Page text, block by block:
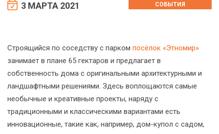
3 МАРТА 2021 СОБЫТИЯ
Строящийся по соседству с парком посёлок «Этномир»
занимает в плане 65 гектаров и предлагает в
собственность дома с оригинальными архитектурными и
ландшафтными решениями. Здесь воплощаются самые
необычные и креативные проекты, наряду с
традиционными и классическими вариантами есть
инновационные, такие как, например, дом-купол с садом,